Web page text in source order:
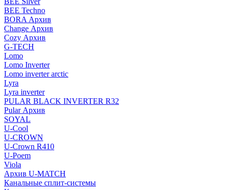
BEE Techno
BORA Архив
Change Архив
Cozy Архив
G-TECH
Lomo
Lomo Inverter
Lomo inverter arctic
Lyra
Lyra inverter
PULAR BLACK INVERTER R32
Pular Архив
SOYAL
U-Cool
U-CROWN
U-Crown R410
U-Poem
Viola
Архив U-MATCH
Канальные сплит-системы